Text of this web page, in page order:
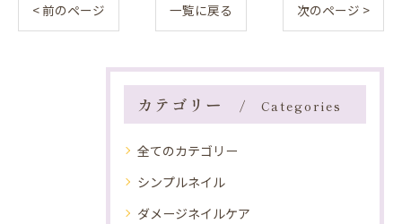
< 前のページ 一覧に戻る 次のページ >
カテゴリー Categories
全てのカテゴリー
シンプルネイル
ダメージネイルケア